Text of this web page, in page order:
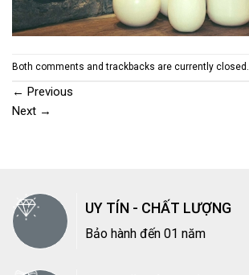
Both comments and trackbacks are currently closed.
← Previous
Next →
UY TÍN - CHẤT LƯỢNG
Bảo hành đến 01 năm